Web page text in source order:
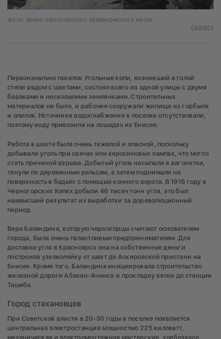
Фото: архив Черногорского краеведческого музея
Скачать
Первоначально поселок Угольные копи, возникший в голой
степи рядом с шахтами, состоял всего из одной улицы с двумя
бараками и несколькими землянками. Строительных
материалов не было, и рабочие сооружали жилища из горбыля
и опилок. Источники водоснабжения в поселке отсутствовали,
поэтому воду привозили на лошадях из Енисея.
Работа в шахте была очень тяжелой и опасной, поскольку
добывали уголь при свечах или керосиновых лампах, что могло
стать причиной взрыва. Добытый уголь насыпали в вагонетки,
тянули по деревянным рельсам, а затем поднимали на
поверхность в бадьях с помощью конного ворота. В 1916 году в
Черногорских Копях добыли 46 тысяч тонн угля, это был
наивысший результат их выработки за дореволюционный
период.
Вера Баландина, которую черногорцы считают основателем
города, была очень талантливым предпринимателем. Для
доставки угля в Красноярск она на собственные деньги
построила узкоколейку от шахт до Аскировской пристани на
Енисее. Кроме того, Баландина инициировала строительство
железной дороги Абакан-Ачинск и прокладку ветки до станции
Ташеба.
Город стахановцев
При Советской власти в 20-30 годы в поселке появляется
центральная электростанция мощностью 225 киловатт,
механическая и электромонтажная мастерские, хлебозавод,